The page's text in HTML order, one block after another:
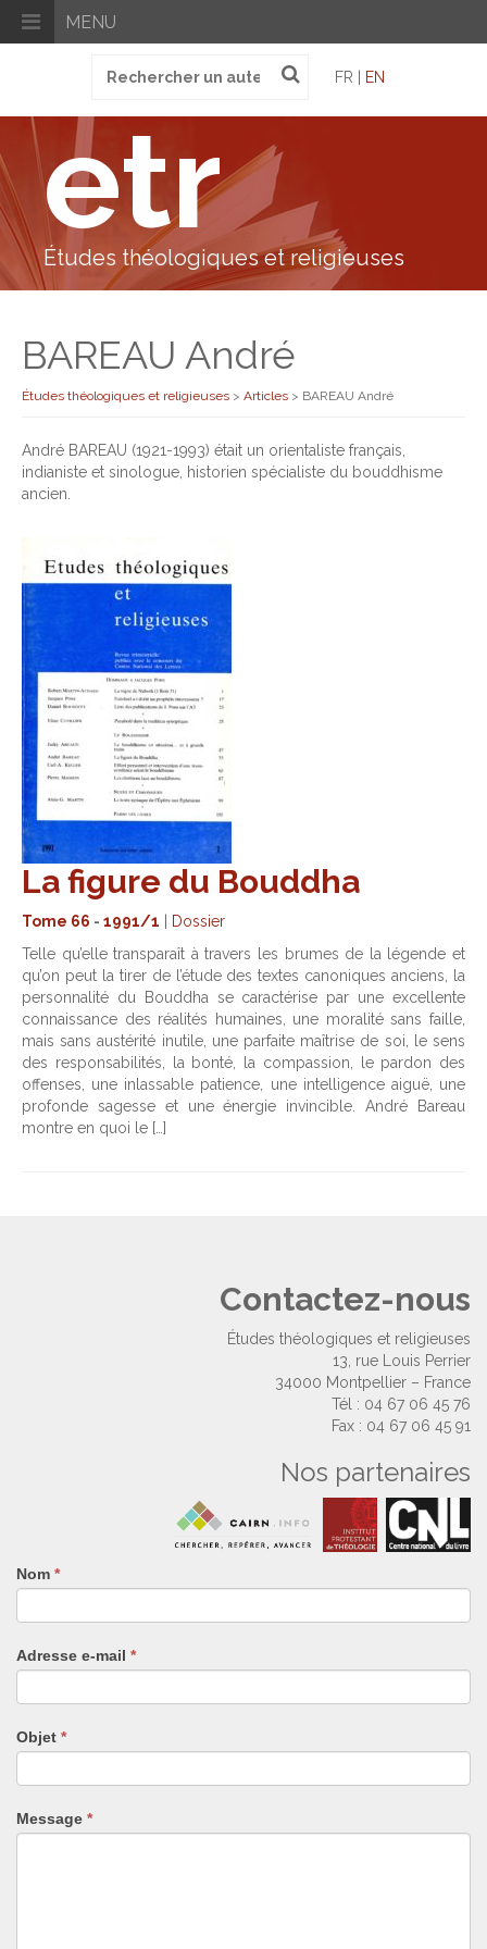
MENU
pour
FR | EN
etr
Études théologiques et religieuses
BAREAU André
Études théologiques et religieuses > Articles > BAREAU André
André BAREAU (1921-1993) était un orientaliste français,
indianiste et sinologue, historien spécialiste du bouddhisme
ancien.
La figure du Bouddha
Tome 66 - 1991/1
Dossier
Telle qu’elle transparaît à travers les brumes de la légende et
qu’on peut la tirer de l’étude des textes canoniques anciens, la
personnalité du Bouddha se caractérise par une excellente
connaissance des réalités humaines, une moralité sans faille,
mais sans austérité inutile, une parfaite maîtrise de soi, le sens
des responsabilités, la bonté, la compassion, le pardon des
offenses, une inlassable patience, une intelligence aiguë, une
profonde sagesse et une énergie invincible. André Bareau
montre en quoi le […]
Contactez-nous
Études théologiques et religieuses
13, rue Louis Perrier
34000 Montpellier – France
Tél : 04 67 06 45 76
Fax : 04 67 06 45 91
Nos partenaires
Nom *
Adresse e-mail *
Objet *
Message *
Si
vous
êtes
humain,
remplissez
ce